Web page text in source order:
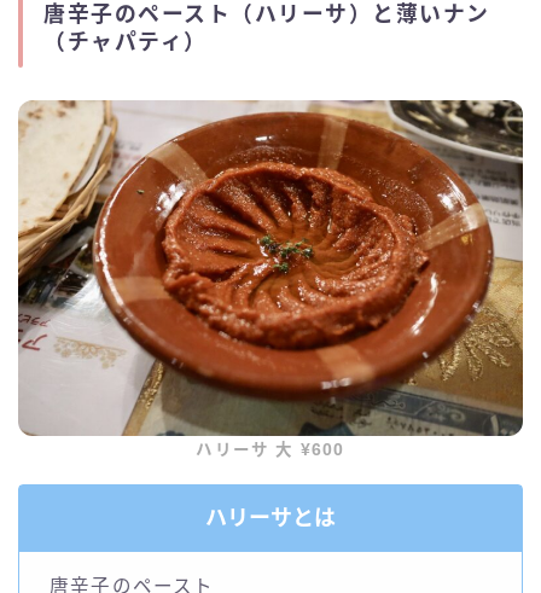
唐辛子のペースト（ハリーサ）と薄いナン
（チャパティ）
ハリーサ 大 ¥600
ハリーサとは
唐辛子のペースト